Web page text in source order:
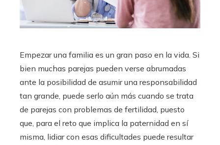
Empezar una familia es un gran paso en la vida. Si
bien muchas parejas pueden verse abrumadas
ante la posibilidad de asumir una responsabilidad
tan grande, puede serlo aún más cuando se trata
de parejas con problemas de fertilidad, puesto
que, para el reto que implica la paternidad en sí
misma, lidiar con esas dificultades puede resultar